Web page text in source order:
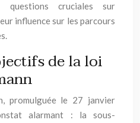
questions cruciales sur
influence sur les parcours
de la loi
promulguée le 27 janvier
alarmant : la sous-